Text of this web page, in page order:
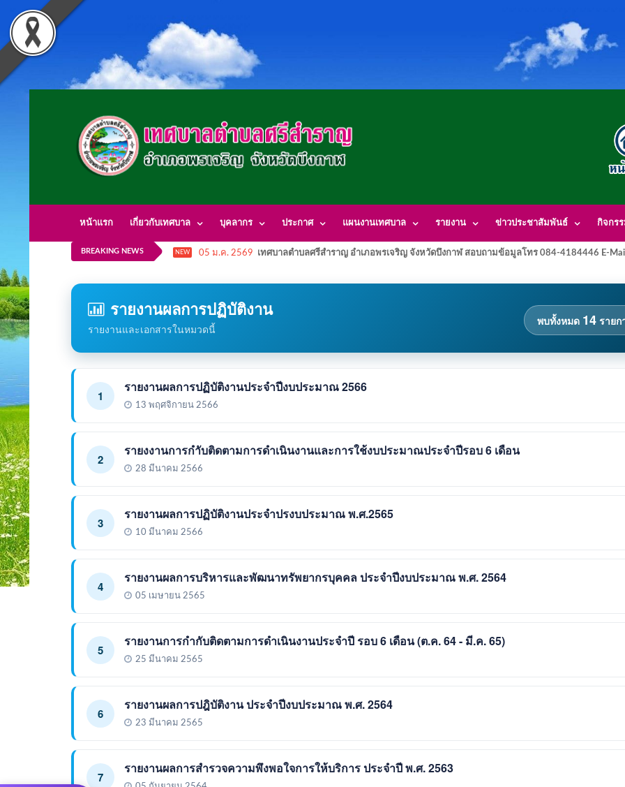
หน้าแรก เกี่ยวกับเทศบาล บุคลากร ประกาศ แผนงานเทศบาล รายงาน ข่าวประชาสัมพันธ์ กิจกรร
BREAKING NEWS NEW 05 ม.ค. 2569 เทศบาลตำบลศรีสำราญ อำเภอพรเจริญ จังหวัดบึงกาฬ สอบถามข้อมูลโทร 084-4184446 E-
รายงานผลการปฏิบัติงาน
รายงานและเอกสารในหมวดนี้
พบทั้งหมด 14รายก
1
รายงานผลการปฏิบัติงานประจำปีงบประมาณ 2566
13 พฤศจิกายน 2566
2
รายงงานการกำับติดตามการดำเนินงานและการใช้งบประมาณประจำปีรอบ 6 เดือน
28 มีนาคม 2566
3
รายงานผลการปฏิบัติงานประจำปรงบประมาณ พ.ศ.2565
10 มีนาคม 2566
4
รายงานผลการบริหารและพัฒนาทรัพยากรบุคคล ประจำปีงบประมาณ พ.ศ. 2564
05 เมษายน 2565
5
รายงานการกำกับติดตามการดำเนินงานประจำปี รอบ 6 เดือน (ต.ค. 64 - มี.ค. 65)
25 มีนาคม 2565
6
รายงานผลการปฎิบัติงาน ประจำปีงบประมาณ พ.ศ. 2564
23 มีนาคม 2565
7
รายงานผลการสำรวจความพึงพอใจการให้บริการ ประจำปี พ.ศ. 2563